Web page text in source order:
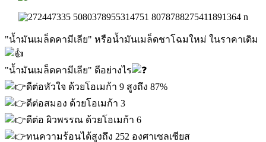
"น้ำมันเมล็ดคามีเลีย" หรือน้ำมันเมล็ดชาโฉมใหม่ ในราคาเดิม
"น้ำมันเมล็ดคามีเลีย" ดีอย่างไร
ดีต่อหัวใจ ด้วยโอเมก้า 9 สูงถึง 87%
ดีต่อสมอง ด้วยโอเมก้า 3
ดีต่อ ผิวพรรณ ด้วยโอเมก้า 6
ทนความร้อนได้สูงถึง 252 องศาเซลเซียส